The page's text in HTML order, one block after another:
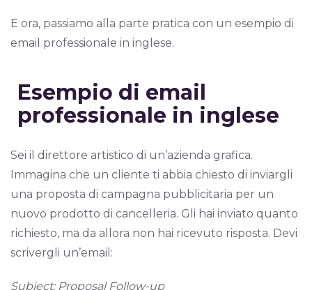
E ora, passiamo alla parte pratica con un esempio di
email professionale in inglese.
Esempio di email
professionale in inglese
Sei il direttore artistico di un’azienda grafica.
Immagina che un cliente ti abbia chiesto di inviargli
una proposta di campagna pubblicitaria per un
nuovo prodotto di cancelleria. Gli hai inviato quanto
richiesto, ma da allora non hai ricevuto risposta. Devi
scrivergli un’email:
Subject: Proposal Follow-up